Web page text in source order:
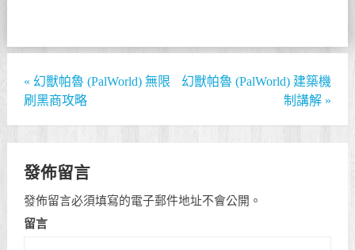
« 幻獸帕魯 (PalWorld) 無限
刷黑商攻略
幻獸帕魯 (PalWorld) 建築機
制講解 »
發佈留言
發佈留言必須填寫的電子郵件地址不會公開。
留言